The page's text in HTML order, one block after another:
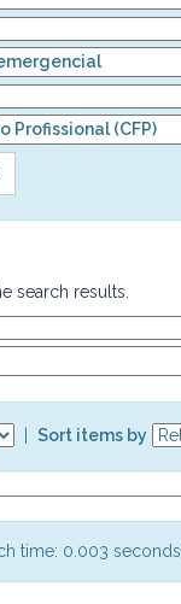
search results.
Sort items by
time: 0.003